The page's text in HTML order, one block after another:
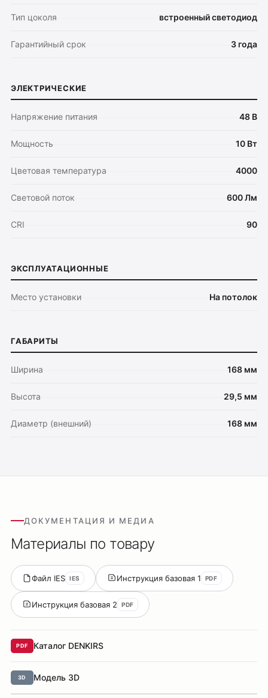
Тип цоколя встроенный светодиод
Гарантийный срок 3 года
ЭЛЕКТРИЧЕСКИЕ
Напряжение питания 48 В
Мощность 10 Вт
Цветовая температура 4000
Световой поток 600 Лм
CRI 90
ЭКСПЛУАТАЦИОННЫЕ
Место установки На потолок
ГАБАРИТЫ
Ширина 168 мм
Высота 29,5 мм
Диаметр (внешний) 168 мм
ДОКУМЕНТАЦИЯ И МЕДИА
Материалы по товару
Файл IES IES Инструкция базовая 1 PDF
Инструкция базовая 2 PDF
PDF Каталог DENKIRS
3D Модель 3D